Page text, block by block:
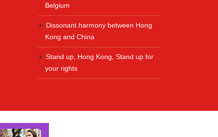
Belgium
Dissonant harmony between Hong
Kong and China
Stand up, Hong Kong, Stand up for
your rights